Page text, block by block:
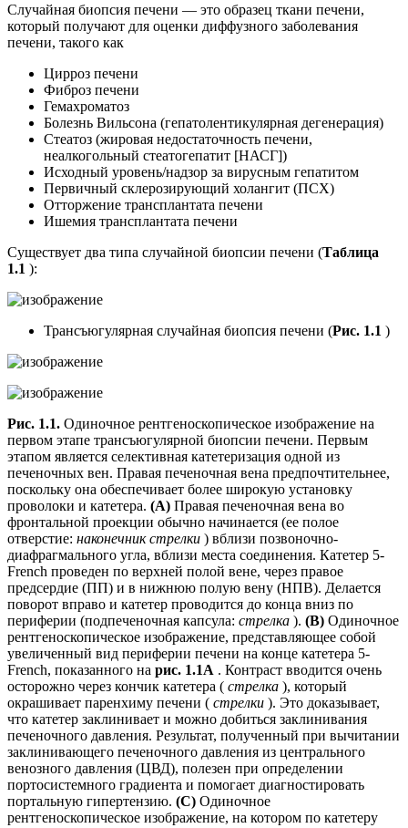
Случайная биопсия печени — это образец ткани печени,
который получают для оценки диффузного заболевания
печени, такого как
Цирроз печени
Фиброз печени
Гемахроматоз
Болезнь Вильсона (гепатолентикулярная дегенерация)
Стеатоз (жировая недостаточность печени,
неалкогольный стеатогепатит [НАСГ])
Исходный уровень/надзор за вирусным гепатитом
Первичный склерозирующий холангит (ПСХ)
Отторжение трансплантата печени
Ишемия трансплантата печени
Существует два типа случайной биопсии печени (Таблица
1.1 ):
Трансъюгулярная случайная биопсия печени (Рис. 1.1 )
Рис. 1.1. Одиночное рентгеноскопическое изображение на
первом этапе трансъюгулярной биопсии печени. Первым
этапом является селективная катетеризация одной из
печеночных вен. Правая печеночная вена предпочтительнее,
поскольку она обеспечивает более широкую установку
проволоки и катетера. (А) Правая печеночная вена во
фронтальной проекции обычно начинается (ее полое
отверстие: наконечник стрелки ) вблизи позвоночно-
диафрагмального угла, вблизи места соединения. Катетер 5-
French проведен по верхней полой вене, через правое
предсердие (ПП) и в нижнюю полую вену (НПВ). Делается
поворот вправо и катетер проводится до конца вниз по
периферии (подпеченочная капсула: стрелка ). (B) Одиночное
рентгеноскопическое изображение, представляющее собой
увеличенный вид периферии печени на конце катетера 5-
French, показанного на рис. 1.1А . Контраст вводится очень
осторожно через кончик катетера ( стрелка ), который
окрашивает паренхиму печени ( стрелки ). Это доказывает,
что катетер заклинивает и можно добиться заклинивания
печеночного давления. Результат, полученный при вычитании
заклинивающего печеночного давления из центрального
венозного давления (ЦВД), полезен при определении
портосистемного градиента и помогает диагностировать
портальную гипертензию. (C) Одиночное
рентгеноскопическое изображение, на котором по катетеру